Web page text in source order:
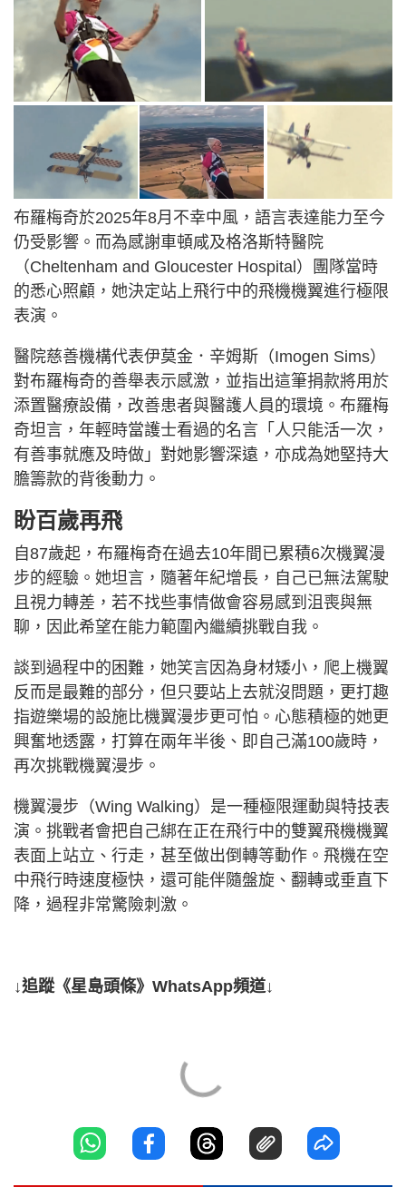
布羅梅奇於2025年8月不幸中風，語言表達能力至今
仍受影響。而為感謝車頓咸及格洛斯特醫院
（Cheltenham and Gloucester Hospital）團隊當時
的悉心照顧，她決定站上飛行中的飛機機翼進行極限
表演。
醫院慈善機構代表伊莫金．辛姆斯（Imogen Sims）
對布羅梅奇的善舉表示感激，並指出這筆捐款將用於
添置醫療設備，改善患者與醫護人員的環境。布羅梅
奇坦言，年輕時當護士看過的名言「人只能活一次，
有善事就應及時做」對她影響深遠，亦成為她堅持大
膽籌款的背後動力。
盼百歲再飛
自87歲起，布羅梅奇在過去10年間已累積6次機翼漫
步的經驗。她坦言，隨著年紀增長，自己已無法駕駛
且視力轉差，若不找些事情做會容易感到沮喪與無
聊，因此希望在能力範圍內繼續挑戰自我。
談到過程中的困難，她笑言因為身材矮小，爬上機翼
反而是最難的部分，但只要站上去就沒問題，更打趣
指遊樂場的設施比機翼漫步更可怕。心態積極的她更
興奮地透露，打算在兩年半後、即自己滿100歲時，
再次挑戰機翼漫步。
機翼漫步（Wing Walking）是一種極限運動與特技表
演。挑戰者會把自己綁在正在飛行中的雙翼飛機機翼
表面上站立、行走，甚至做出倒轉等動作。飛機在空
中飛行時速度極快，還可能伴隨盤旋、翻轉或垂直下
降，過程非常驚險刺激。
↓追蹤《星島頭條》WhatsApp頻道↓